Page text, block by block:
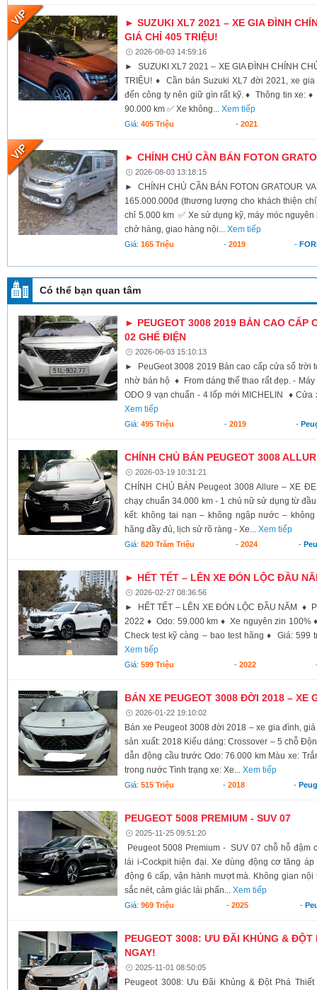
► SUZUKI XL7 2021 – XE GIA ĐÌNH
GIÁ CHỈ 405 TRIỆU!
2026-08-03 14:59:16
► SUZUKI XL7 2021 – XE GIA ĐÌNH CHÍNH
TRIỆU! ♦ Cần bán Suzuki XL7 đời 2021, xe
đến công ty nên giữ gìn rất kỹ. ♦ Thông tin xe:
90.000 km ✅ Xe không...Xem tiếp
Giá:405 Triệu - 2021
► CHÍNH CHỦ CẦN BÁN FOTON
2026-08-03 13:18:15
► CHÍNH CHỦ CẦN BÁN FOTON GRATOUR
165.000.000đ (thương lượng cho khách thiện
chỉ 5.000 km ✅ Xe sử dụng kỹ, máy móc
chở hàng, giao hàng nội...Xem tiếp
Giá:165 Triệu - 2019 -
Có thể bạn quan tâm
► PEUGEOT 3008 2019 BẢN CAO CẤP
02 GHẾ ĐIỆN
2026-06-03 15:10:13
► PeuGeot 3008 2019 Bản cao cấp cửa sổ trời
nhờ bán hộ ♦ From dáng thể thao rất đẹp. -
ODO 9 vạn chuẩn - 4 lốp mới MICHELIN ♦ Cửa
Xem tiếp
Giá:495 Triệu - 2019 -
CHÍNH CHỦ BÁN PEUGEOT 3008
2026-03-19 10:31:21
CHÍNH CHỦ BÁN Peugeot 3008 Allure – XE
chạy chuẩn 34.000 km - 1 chủ nữ sử dụng từ
kết: không tai nạn – không ngập nước –
hãng đầy đủ, lịch sử rõ ràng - Xe...Xem tiếp
Giá:820 Trăm Triệu -2024 -
► HẾT TẾT – LÊN XE ĐÓN LỘC ĐẦU
2026-02-27 08:36:56
► HẾT TẾT – LÊN XE ĐÓN LỘC ĐẦU NĂM ♦
2022 ♦ Odo: 59.000 km ♦ Xe nguyên zin
Check test kỹ càng – bao test hãng ♦ Giá:
Xem tiếp
Giá:599 Triệu - 2022
BÁN XE PEUGEOT 3008 ĐỜI 2018 – XE
2026-01-22 19:10:02
Bán xe Peugeot 3008 đời 2018 – xe gia đình,
sản xuất: 2018 Kiểu dáng: Crossover – 5 chỗ
dẫn động cầu trước Odo: 76.000 km Màu xe:
trong nước Tình trạng xe: Xe...Xem tiếp
Giá:515 Triệu -2018 -
PEUGEOT 5008 PREMIUM - SUV 07
2025-11-25 09:51:20
Peugeot 5008 Premium - SUV 07 chỗ hỗ đậm
lái i-Cockpit hiện đại. Xe dùng động cơ tăng
động 6 cấp, vận hành mượt mà. Không gian
sắc nét, cảm giác lái phấn...Xem tiếp
Giá:969 Triệu - 2025 -
PEUGEOT 3008: ƯU ĐÃI KHỦNG & ĐỘT
NGAY!
2025-11-01 08:50:05
Peugeot 3008: Ưu Đãi Khủng & Đột Phá